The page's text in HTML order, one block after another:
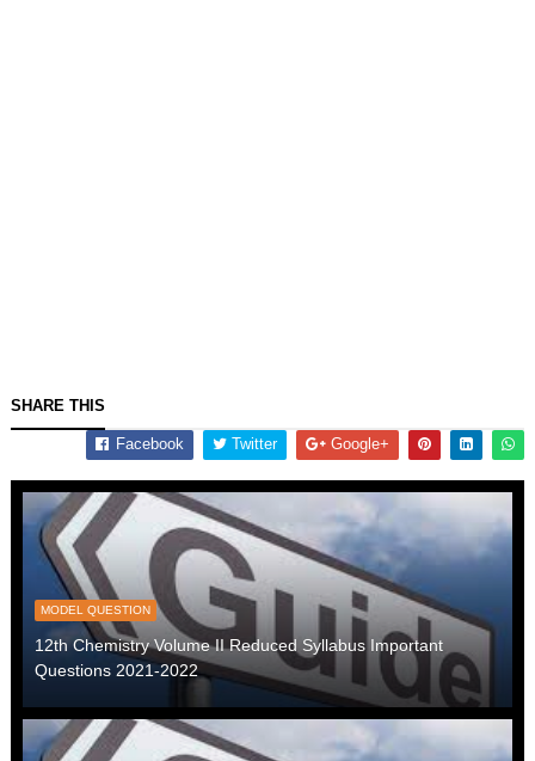
SHARE THIS
Facebook Twitter Google+
MODEL QUESTION
12th Chemistry Volume II Reduced Syllabus Important
Questions 2021-2022